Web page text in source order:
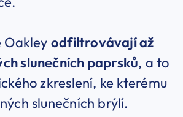
Oakley odfiltrovávají až
slunečních paprsků, a to
zkreslení, ke kterému
slunečních brýlí.